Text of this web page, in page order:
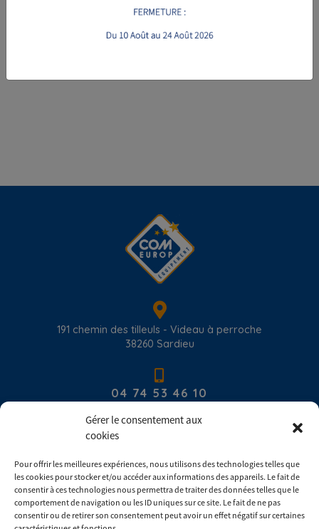
Gérer le consentement aux
cookies
Pour offrir les meilleures expériences, nous utilisons des technologies telles que
les cookies pour stocker et/ou accéder aux informations des appareils. Le fait de
consentir à ces technologies nous permettra de traiter des données telles que le
comportement de navigation ou les ID uniques sur ce site. Le fait de ne pas
consentir ou de retirer son consentement peut avoir un effet négatif sur certaines
à partir de 1870 € HT
TRT60 PRO
à partir de 3110 € HT
191 chemin des tilleuls - Videau à perroche
38260 Sardieu
04 74 53 46 10
contact@com-europ-equipement.com
Du lundi au vendredi : 8h00 - 17h30
Consulter les conditions générales de ventes